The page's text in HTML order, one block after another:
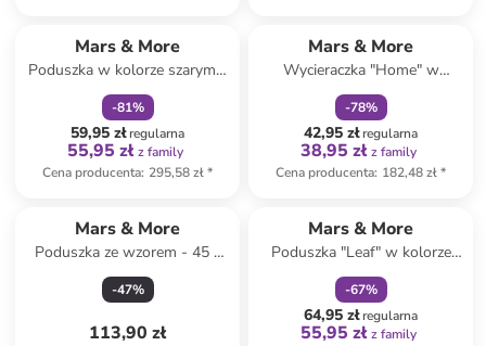
Mars & More
Poduszka w kolorze szarym -
30 x 50 cm
-81%
59,95 złregularna
55,95 zł z family
Cena producenta: 295,58 zł*
Mars & More
Wycieraczka "Home" w
kolorze beżowym - 50 x 75
cm
-78%
42,95 złregularna
38,95 zł z family
Cena producenta: 182,48 zł*
Mars & More
Poduszka ze wzorem - 45 x
45 cm
-47%
113,90 zł
Mars & More
Poduszka "Leaf" w kolorze
zielonym - 30 x 50 cm
-67%
64,95 złregularna
55,95 zł z family